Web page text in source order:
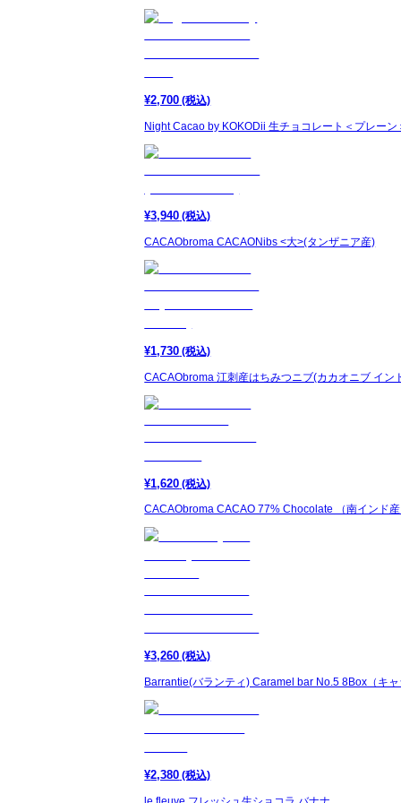
¥2,700 (税込)
Night Cacao by KOKODii 生チョコレート＜プレーン
¥3,940 (税込)
CACAObroma CACAONibs <大>(タンザニア産)
¥1,730 (税込)
CACAObroma 江刺産はちみつニブ(カカオニブ イン
¥1,620 (税込)
CACAObroma CACAO 77% Chocolate （南インド産
¥3,260 (税込)
Barrantie(バランティ) Caramel bar No.5 8Box（キ
¥2,380 (税込)